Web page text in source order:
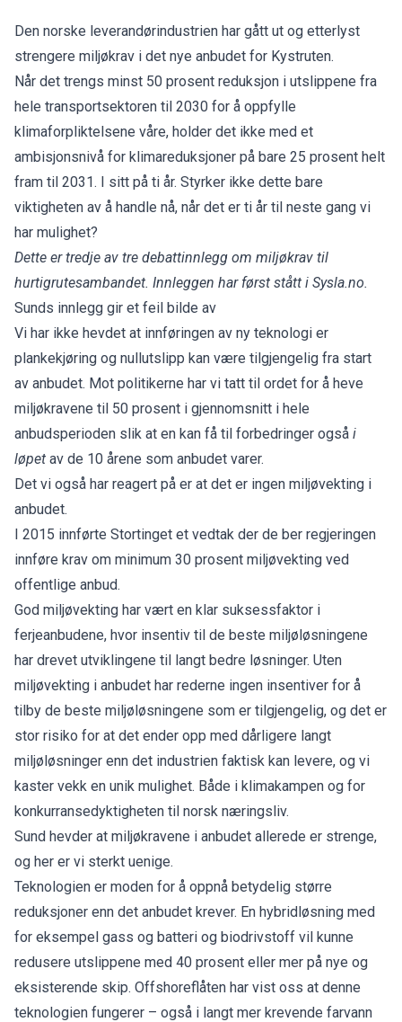
Den norske leverandørindustrien har gått ut og etterlyst
strengere miljøkrav i det nye anbudet for Kystruten.
Når det trengs minst 50 prosent reduksjon i utslippene fra
hele transportsektoren til 2030 for å oppfylle
klimaforpliktelsene våre, holder det ikke med et
ambisjonsnivå for klimareduksjoner på bare 25 prosent helt
fram til 2031. I sitt på ti år. Styrker ikke dette bare
viktigheten av å handle nå, når det er ti år til neste gang vi
har mulighet?
Dette er tredje av tre debattinnlegg om miljøkrav til
hurtigrutesambandet. Innleggen har først stått i Sysla.no.
Sunds innlegg gir et feil bilde av
Vi har ikke hevdet at innføringen av ny teknologi er
plankekjøring og nullutslipp kan være tilgjengelig fra start
av anbudet. Mot politikerne har vi tatt til ordet for å heve
miljøkravene til 50 prosent i gjennomsnitt i hele
anbudsperioden slik at en kan få til forbedringer også i
løpet av de 10 årene som anbudet varer.
Det vi også har reagert på er at det er ingen miljøvekting i
anbudet.
I 2015 innførte Stortinget et vedtak der de ber regjeringen
innføre krav om minimum 30 prosent miljøvekting ved
offentlige anbud.
God miljøvekting har vært en klar suksessfaktor i
ferjeanbudene, hvor insentiv til de beste miljøløsningene
har drevet utviklingene til langt bedre løsninger. Uten
miljøvekting i anbudet har rederne ingen insentiver for å
tilby de beste miljøløsningene som er tilgjengelig, og det er
stor risiko for at det ender opp med dårligere langt
miljøløsninger enn det industrien faktisk kan levere, og vi
kaster vekk en unik mulighet. Både i klimakampen og for
konkurransedyktigheten til norsk næringsliv.
Sund hevder at miljøkravene i anbudet allerede er strenge,
og her er vi sterkt uenige.
Teknologien er moden for å oppnå betydelig større
reduksjoner enn det anbudet krever. En hybridløsning med
for eksempel gass og batteri og biodrivstoff vil kunne
redusere utslippene med 40 prosent eller mer på nye og
eksisterende skip. Offshoreflåten har vist oss at denne
teknologien fungerer – også i langt mer krevende farvann